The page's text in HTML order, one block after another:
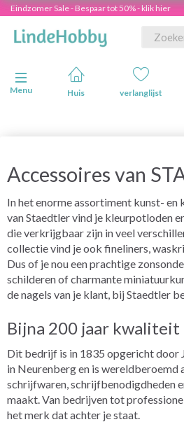
Eindzomer Sale - Bespaar tot 50% - klik hier
Navigatie in-/uitschakelen
Menu
Huis verlanglijst
Accessoires van
In het enorme assortiment kunst-
van Staedtler vind je kleurpotloden
die verkrijgbaar zijn in veel
collectie vind je ook fineliners,
Dus of je nou een prachtige
schilderen of charmante
de nagels van je klant, bij Staedtler
Bijna 200 jaar kwaliteit
Dit bedrijf is in 1835 opgericht door
in Neurenberg en is wereldberoemd
schrijfwaren, schrijfbenodigdheden
maakt. Van bedrijven tot
het merk dat achter je staat.